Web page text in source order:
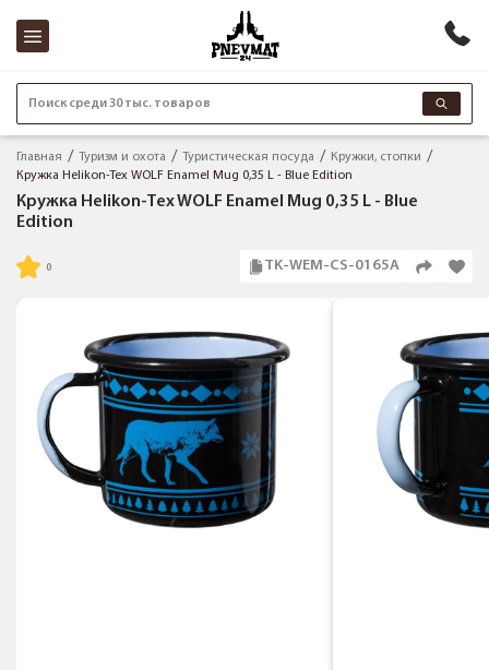
Поиск среди 30 тыс. товаров
Главная Туризм и охота Туристическая посуда
Кружки, стопки
Кружка Helikon-Tex WOLF Enamel Mug 0,35 L - Blue Edition
Кружка Helikon-Tex WOLF Enamel Mug 0,35 L - Blue
Edition
TK-WEM-CS-0165A